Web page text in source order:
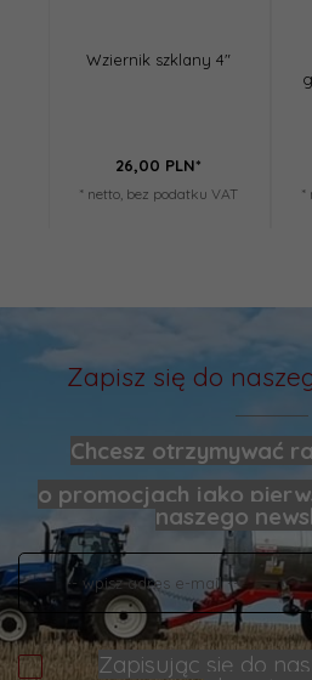
Wziernik szklany 4"
26,00 PLN*
* netto, bez podatku VAT *
Zapisz się do
Chcesz otrzymywać
o promocjach jako
naszego
Zapisując się do